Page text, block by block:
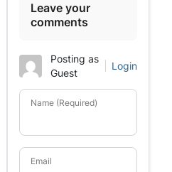
Leave your
comments
Posting as
Guest
Login
Name (Required)
Email